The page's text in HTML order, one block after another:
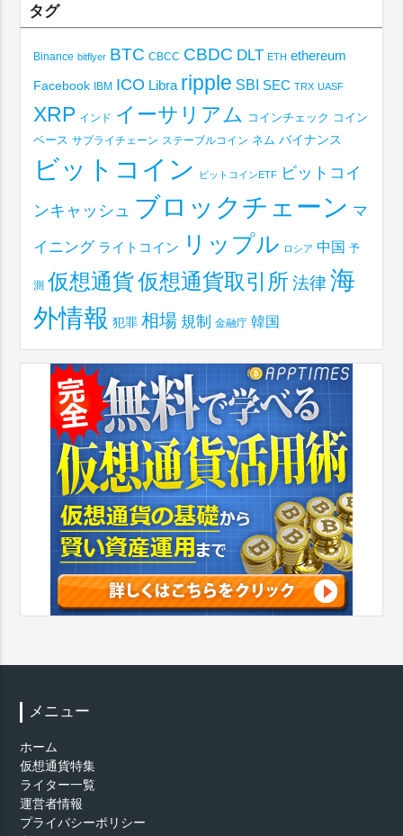
タグ
Binance bitflyer BTC CBCC CBDC DLT ETH ethereum
Facebook IBM ICO Libra ripple SBI SEC TRX UASF
XRP インド イーサリアム コインチェック コイン
ベース サプライチェーン ステーブルコイン ネム バイナンス
ビットコイン ビットコインETF ビットコイ
ンキャッシュ ブロックチェーン マ
イニング ライトコイン リップル ロシア 中国 予
測 仮想通貨仮想通貨取引所 法律 海
外情報 犯罪 相場 規制 金融庁 韓国
メニュー
ホーム
仮想通貨特集
ライター一覧
運営者情報
プライバシーポリシー